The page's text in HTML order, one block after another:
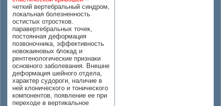
четкий вертебральный синдром,
локальная болезненность
остистых отростков.
паравертебральных точек,
постоянная деформация
позвоночника, эффективность
новокаиновых блокад и
рентгенологические признаки
основного заболевания. Внешне
деформация шейного отдела,
характер судороги, наличие в
ней клонического и тонического
компонентов, появление ее при
переходе в вертикальное